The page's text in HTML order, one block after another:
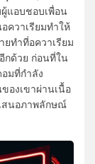
แอบชอบเพื่อน
ควาเรียมทำให้
ทำที่อควาเรียม
กด้วย ก่อนที่ใน
อมที่กำลัง
องเขาผ่านเนื้อ
สนอภาพลักษณ์